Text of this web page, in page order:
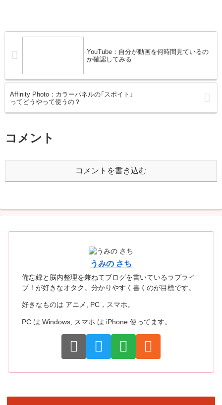
YouTube：自分が動画を何時間見ているの
か確認してみる
Affinity Photo：カラーパネルの「スポイト」
ってどうやって使うの？
コメント
コメントを書き込む
うみの さち
備忘録と脳内整理を兼ねてブログを書いているラブライ
ブ！が好きなオタク。分かりやすく書くのが目標です。
好きなものは アニメ, PC，スマホ。
PC は Windows, スマホ は iPhone 使ってます。